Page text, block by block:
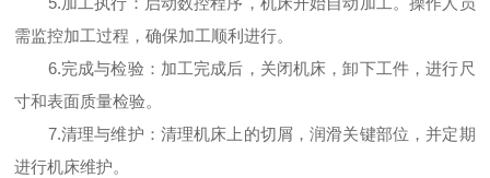
需监控加工过程，确保加工顺利进行。
6.完成与检验：加工完成后，关闭机床，卸下工件，进行尺
寸和表面质量检验。
7.清理与维护：清理机床上的切屑，润滑关键部位，并定期
进行机床维护。